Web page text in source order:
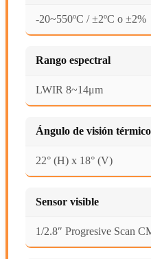
-20~550ºC / ±2ºC o ±2%
Rango espectral
LWIR 8~14μm
Ángulo de visión térmico
22° (H) x 18° (V)
Sensor visible
1/2.8″ Progresive Scan